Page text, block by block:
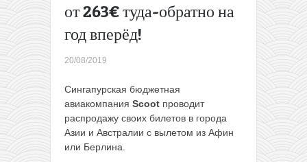
от 263€ туда-обратно на
год вперёд!
20/08/2019
Cингапурская бюджетная
авиакомпания Scoot проводит
распродажу своих билетов в города
Азии и Австралии с вылетом из Афин
или Берлина.
цен:
всего за
9,99€ в